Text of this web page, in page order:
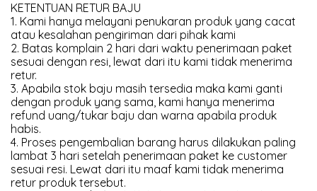
KETENTUAN RETUR BAJU
1. Kami hanya melayani penukaran produk yang cacat
atau kesalahan pengiriman dari pihak kami
2. Batas komplain 2 hari dari waktu penerimaan paket
sesuai dengan resi, lewat dari itu kami tidak menerima
retur.
3. Apabila stok baju masih tersedia maka kami ganti
dengan produk yang sama, kami hanya menerima
refund uang/tukar baju dan warna apabila produk
habis.
4. Proses pengembalian barang harus dilakukan paling
lambat 3 hari setelah penerimaan paket ke customer
sesuai resi. Lewat dari itu maaf kami tidak menerima
retur produk tersebut.